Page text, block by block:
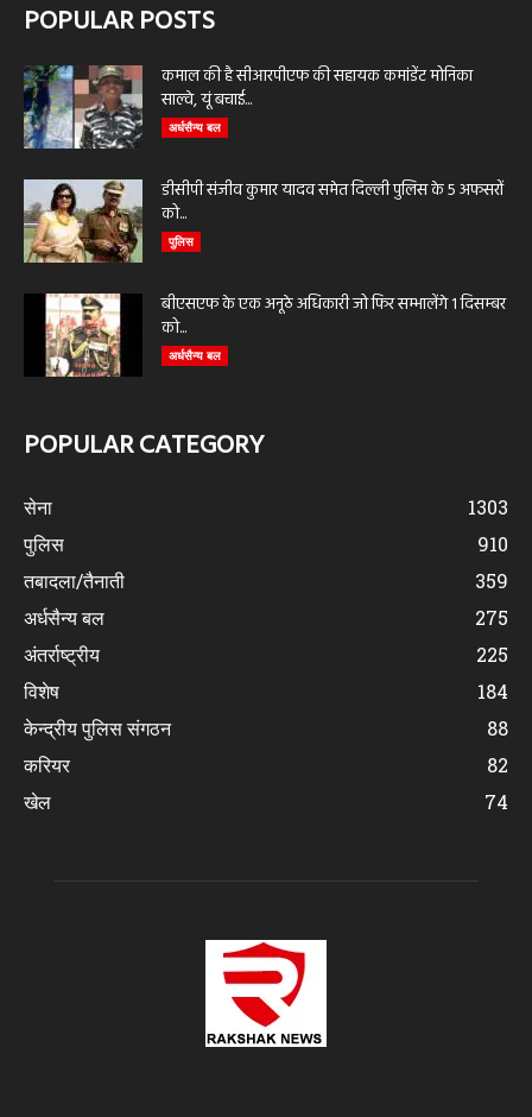
POPULAR POSTS
कमाल की है सीआरपीएफ की सहायक कमांडेंट मोनिका
साल्वे, यूं बचाई...
अर्धसैन्य बल
डीसीपी संजीव कुमार यादव समेत दिल्ली पुलिस के 5 अफसरों
को...
पुलिस
बीएसएफ के एक अनूठे अधिकारी जो फिर सम्भालेंगे 1 दिसम्बर
को...
अर्धसैन्य बल
POPULAR CATEGORY
सेना
1303
पुलिस
910
तबादला/तैनाती
359
अर्धसैन्य बल
275
अंतर्राष्ट्रीय
225
विशेष
184
केन्द्रीय पुलिस संगठन
88
करियर
82
खेल
74